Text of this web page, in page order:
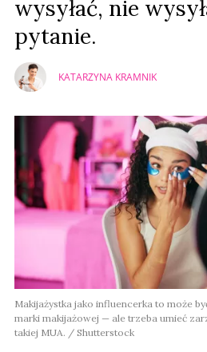
wysyłać, nie
pytanie.
KATARZYNA KRAMNIK
Makijażystka jako influencerka to może
marki makijażowej — ale trzeba umieć
takiej MUA. / Shutterstock